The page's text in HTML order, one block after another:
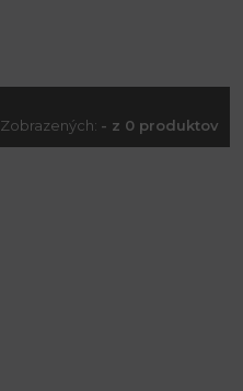
Zobrazených: - z 0 produktov